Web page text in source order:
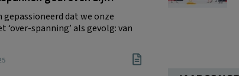
gepassioneerd dat we onze
spanning’ als gevolg: van